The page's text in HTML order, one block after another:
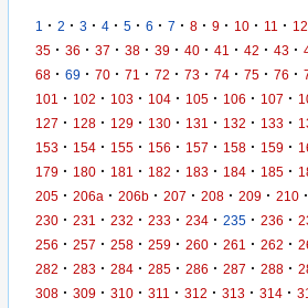
1 · 2 · 3 · 4 · 5 · 6 · 7 · 8 · 9 · 10 · 11 · 12
35 · 36 · 37 · 38 · 39 · 40 · 41 · 42 · 43 ·
68 · 69 · 70 · 71 · 72 · 73 · 74 · 75 · 76 ·
101
· 102 · 103 · 104 · 105 · 106 · 107 ·
127 · 128 · 129 · 130 · 131 · 132 · 133 ·
153 · 154 · 155 · 156 · 157 · 158 · 159 ·
179 · 180 · 181 · 182 · 183 · 184 · 185 ·
205 · 206a · 206b · 207 · 208 · 209 · 210 ·
230 · 231 · 232 · 233 · 234 · 235 · 236 ·
256 · 257 · 258 · 259 · 260 · 261 · 262 ·
282 · 283 · 284 · 285 · 286 · 287 · 288 ·
308 · 309 · 310 · 311 · 312 · 313 · 314 ·